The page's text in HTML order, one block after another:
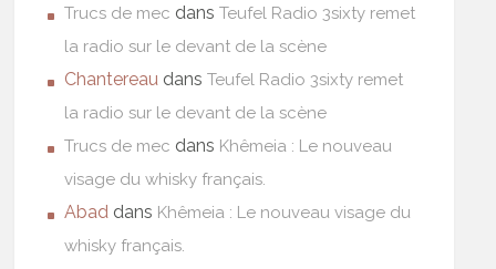
Trucs de mec dansTeufel Radio 3sixty remet
la radio sur le devant de la scène
Chantereau dansTeufel Radio 3sixty remet
la radio sur le devant de la scène
Trucs de mec dans Khêmeia : Le nouveau
visage du whisky français.
Abad dans Khêmeia : Le nouveau visage du
whisky français.